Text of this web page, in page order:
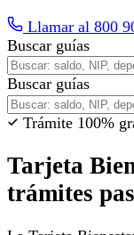
Llamar al 800
Buscar guías
Buscar guías
Trámite 100%
Tarjeta
trámites